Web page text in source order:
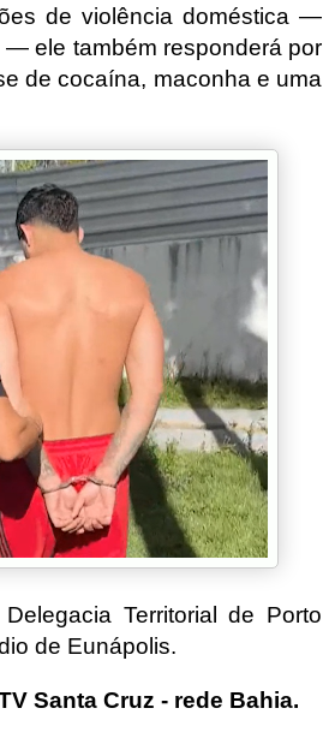
de violência doméstica —
— ele também responderá por
de cocaína, maconha e uma
Territorial de Porto
de Eunápolis.
Santa Cruz - rede Bahia.